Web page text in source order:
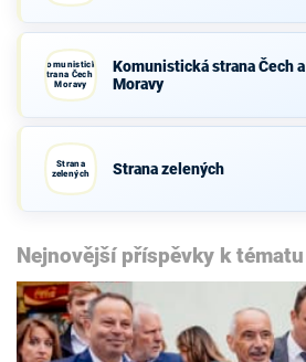
Komunistická
strana Čech a
Moravy
Komunistická strana Čech a
Moravy
Strana
zelených
Strana zelených
Nejnovější příspěvky k tématu